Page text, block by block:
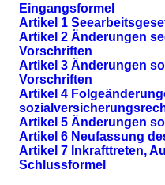
Eingangsformel
Artikel 1
Artikel 2 Änderungen
Vorschriften
Artikel 3 Änderungen
Vorschriften
Artikel 4
Artikel 5 Änderungen
Artikel 6 Neufassung
Artikel 7 Inkrafttreten,
Schlussformel